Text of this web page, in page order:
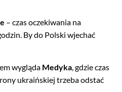
– czas oczekiwania na
By do Polski wjechać
wygląda Medyka, gdzie czas
ukraińskiej trzeba odstać